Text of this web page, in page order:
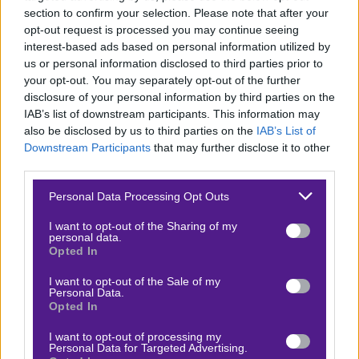
section to confirm your selection. Please note that after your
opt-out request is processed you may continue seeing
interest-based ads based on personal information utilized by
us or personal information disclosed to third parties prior to
your opt-out. You may separately opt-out of the further
disclosure of your personal information by third parties on the
IAB’s list of downstream participants. This information may
also be disclosed by us to third parties on the IAB’s List of
Downstream Participants that may further disclose it to other
Please note that this website/app uses one or more Google
not limited to your visit or usage behaviour. You may click to
grant or deny consent to Google and its third-party tags to
use your data for below specified purposes in below Google
consent section.
Personal Data Processing Opt Outs
I want to opt-out of the Sharing of my
personal data.
Opted In
I want to opt-out of the Sale of my
Personal Data.
Opted In
I want to opt-out of processing my
Personal Data for Targeted Advertising.
(22:00) Τσέλσι – Γουλβς
Κάποια στιγμή, η διοίκηση τηςΤσέλσιθα πάρει
χαμπάρι πως για να χτίσεις καλή ομάδα, δεν πρέπει να
αλλάζει το 60% του ρόστερ κάθε καλοκαίρι. Η
ομοιογένεια έρχεται συν τω χρόνω. Όπως και να ‘χει.
Διαχειρίστηκε δύο απανωτά δυνατά ματς. Έκανε διπλό
κάποιον τρόπο το μεγάλο γκελ με τη Σάντερλαντ, αλλά
μεσοβδόμαδα δεν μπόρεσε να κερδίσει την Κάραμπαγκ
(εκτός, 2-2). Είχε και πειραματισμούς. Ξεκάθαρος
στόχος το εντός συνόρων πλασάρισμα στην τετράδα.
πρέπει να τα τελειώνει από νωρίς…
Το βαρέλι έχει άραγε πάτο; Η
δύσκολες αγωνιστικές στιγμές. Ρόστερ που δεν